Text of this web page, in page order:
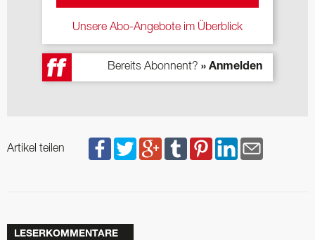
Unsere Abo-Angebote im Überblick
Bereits Abonnent? » Anmelden
Artikel teilen
LESERKOMMENTARE